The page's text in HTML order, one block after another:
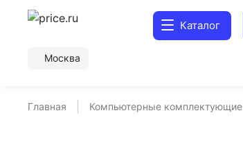
Каталог
Москва
Главная Компьютерные комплектующие